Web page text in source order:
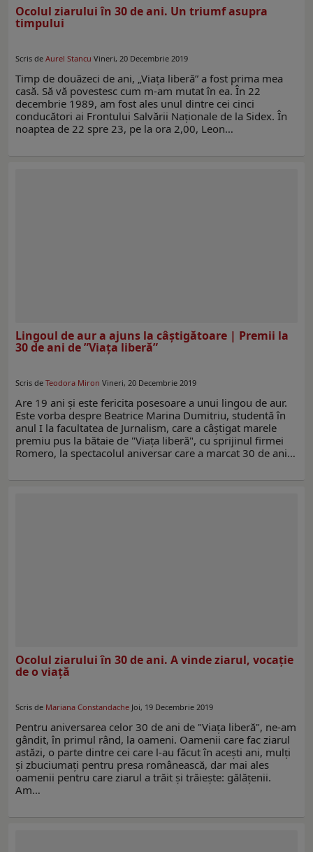
Ocolul ziarului în 30 de ani. Un triumf asupra
timpului
Scris de Aurel Stancu Vineri, 20 Decembrie 2019
Timp de douăzeci de ani, „Viața liberă” a fost prima mea
casă. Să vă povestesc cum m-am mutat în ea. În 22
decembrie 1989, am fost ales unul dintre cei cinci
conducători ai Frontului Salvării Naționale de la Sidex. În
noaptea de 22 spre 23, pe la ora 2,00, Leon…
Lingoul de aur a ajuns la câştigătoare | Premii la
30 de ani de ”Viaţa liberă”
Scris de Teodora Miron Vineri, 20 Decembrie 2019
Are 19 ani şi este fericita posesoare a unui lingou de aur.
Este vorba despre Beatrice Marina Dumitriu, studentă în
anul I la facultatea de Jurnalism, care a câştigat marele
premiu pus la bătaie de "Viaţa liberă", cu sprijinul firmei
Romero, la spectacolul aniversar care a marcat 30 de ani…
Ocolul ziarului în 30 de ani. A vinde ziarul, vocaţie
de o viaţă
Scris de Mariana Constandache Joi, 19 Decembrie 2019
Pentru aniversarea celor 30 de ani de "Viaţa liberă", ne-am
gândit, în primul rând, la oameni. Oamenii care fac ziarul
astăzi, o parte dintre cei care l-au făcut în aceşti ani, mulţi
şi zbuciumaţi pentru presa românească, dar mai ales
oamenii pentru care ziarul a trăit şi trăieşte: gălăţenii.
Am…